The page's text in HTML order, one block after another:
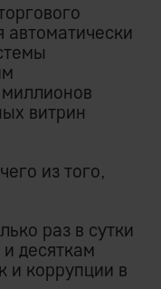
витрин
из того,
раз в сутки
десяткам
и коррупции в